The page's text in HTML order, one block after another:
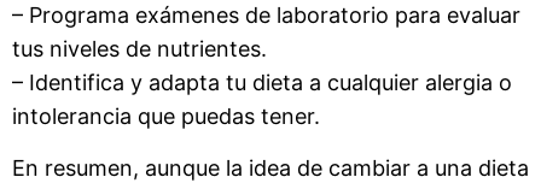
– Programa exámenes de laboratorio para evaluar
tus niveles de nutrientes.
– Identifica y adapta tu dieta a cualquier alergia o
intolerancia que puedas tener.
En resumen, aunque la idea de cambiar a una dieta